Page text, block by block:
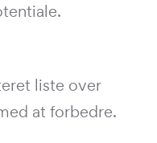
liste over
at forbedre.